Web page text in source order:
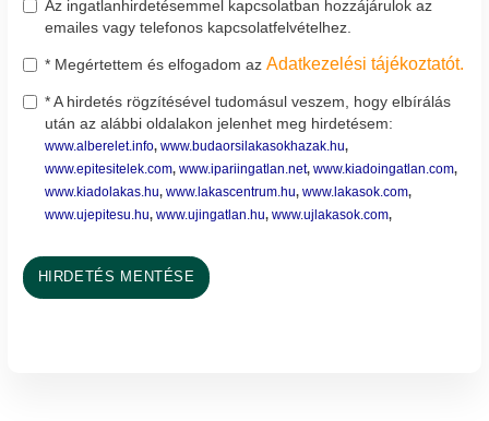
Az ingatlanhirdetésemmel kapcsolatban hozzájárulok az
emailes vagy telefonos kapcsolatfelvételhez.
* Megértettem és elfogadom az Adatkezelési tájékoztatót.
* A hirdetés rögzítésével tudomásul veszem, hogy elbírálás
után az alábbi oldalakon jelenhet meg hirdetésem:
www.alberelet.info, www.budaorsilakasokhazak.hu,
www.epitesitelek.com, www.ipariingatlan.net, www.kiadoingatlan.com,
www.kiadolakas.hu, www.lakascentrum.hu, www.lakasok.com,
www.ujepitesu.hu, www.ujingatlan.hu, www.ujlakasok.com,
HIRDETÉS MENTÉSE